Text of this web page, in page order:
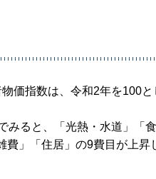
価指数は、令和2年を100
みると、「光熱・水道」「
」「住居」の9費目が上昇